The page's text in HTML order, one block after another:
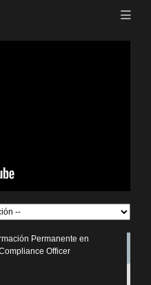
Permanente en
Officer